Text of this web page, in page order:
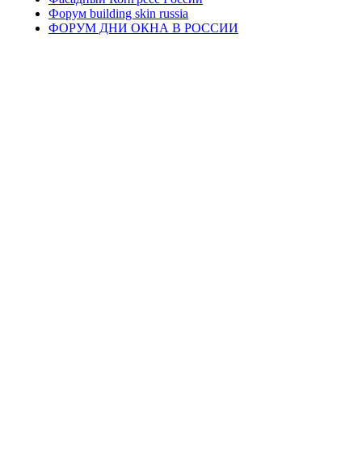
Форум building skin russia
ФОРУМ ДНИ ОКНА В РОССИИ